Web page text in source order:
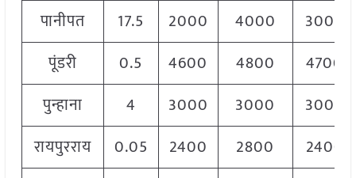
पानीपत
17.5 2000 4000
3000
पूंडरी
0.5 4600 4800
4700
पुन्हाना
4 3000 3000
3000
रायपुरराय
0.05 2400 2800
2400